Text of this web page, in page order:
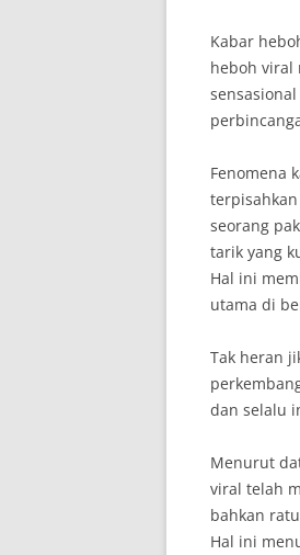
Kabar
heboh viral
Fenomena
seorang
tarik yang
Hal ini
utama di
Tak heran
dan selalu
Menurut
viral telah
bahkan
Hal ini